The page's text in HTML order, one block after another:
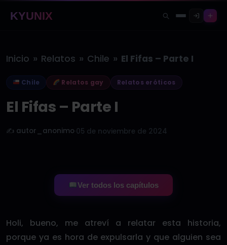
KYUNIX
Inicio » Relatos » Chile » El Fifas – Parte I
Chile Relatos gay Relatos eróticos
El Fifas – Parte I
✍️ autor_anonimo 05 de noviembre de 2024
Ver todos los capítulos
Holi, bueno, me atreví a relatar esta historia,
porque ya es hora de expulsarla y que alguien sea